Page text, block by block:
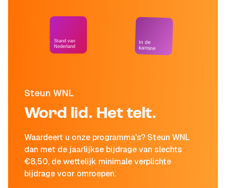
Steun WNL
Word lid. Het telt.
Waardeert u onze programma's? Steun WNL
dan met de jaarlijkse bijdrage van slechts
€8,50, de wettelijk minimale verplichte
bijdrage voor omroepen.
Stand van
Nederland
In de
kantine